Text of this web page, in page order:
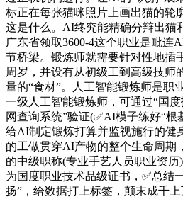
标正在每张猫咪照片上画出猫的轮
这是什么。AI终究能精确分辩出猫
广东省领取3600-4这个职业是毗连
节桥梁。锻炼师就需要针对性地插
周岁，并设有从初级工到高级技师
量的“食材”。人工智能锻炼师是职
一级人工智能锻炼师，可通过“国
网查询系统”验证(✅AI模子练好“
给AI制定锻炼打算并监视施行的健
的工做贯穿AI产物的整个生命周期
的中级职称(专业手艺人员职业资
为国度职业技术品级证书，✅总结
扬”，给数据打上标签，颠末成千上